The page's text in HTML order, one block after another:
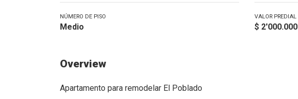
NÚMERO DE PISO
Medio
VALOR PREDIAL
$
Overview
Apartamento para remodelar El Poblado